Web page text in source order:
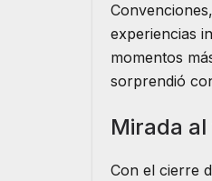
experiencias
momentos
sorprendió
Mirada
Con el cierre